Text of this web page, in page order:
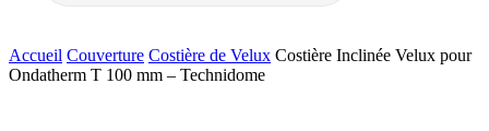
Accueil Couverture Costière de Velux Costière Inclinée Velux pour
Ondatherm T 100 mm – Technidome